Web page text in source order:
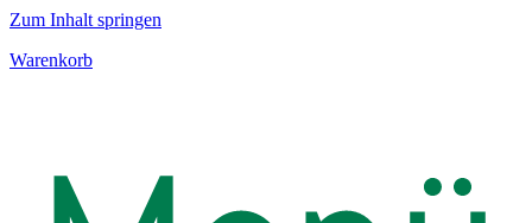
Zum Inhalt springen
Warenkorb